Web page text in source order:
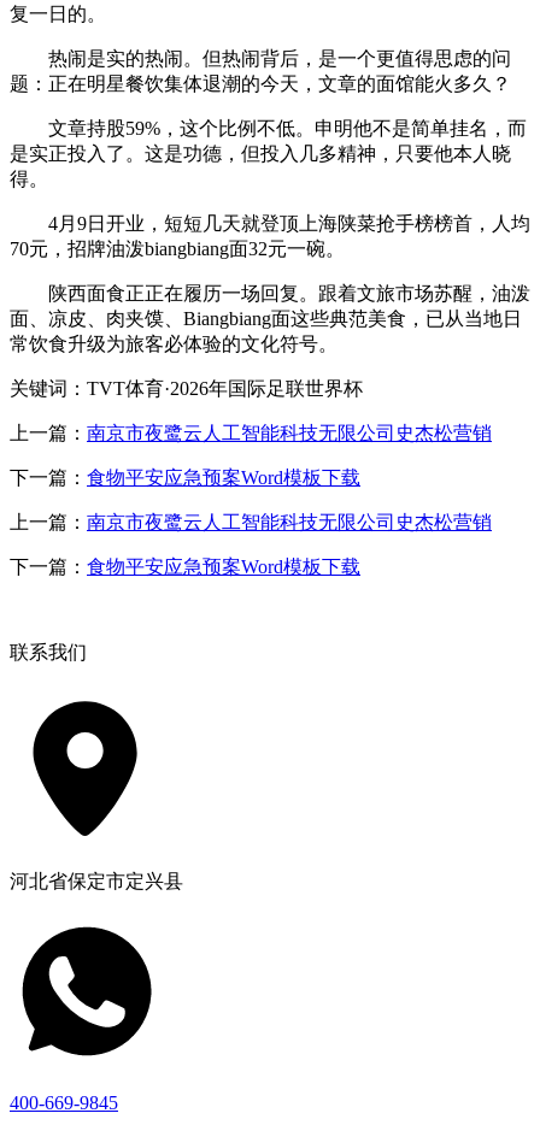
复一日的。
热闹是实的热闹。但热闹背后，是一个更值得思虑的问
题：正在明星餐饮集体退潮的今天，文章的面馆能火多久？
文章持股59%，这个比例不低。申明他不是简单挂名，而
是实正投入了。这是功德，但投入几多精神，只要他本人晓
得。
4月9日开业，短短几天就登顶上海陕菜抢手榜榜首，人均
70元，招牌油泼biangbiang面32元一碗。
陕西面食正正在履历一场回复。跟着文旅市场苏醒，油泼
面、凉皮、肉夹馍、Biangbiang面这些典范美食，已从当地日
常饮食升级为旅客必体验的文化符号。
关键词：TVT体育·2026年国际足联世界杯
上一篇： 南京市夜鹭云人工智能科技无限公司史杰松营销
下一篇： 食物平安应急预案Word模板下载
上一篇： 南京市夜鹭云人工智能科技无限公司史杰松营销
下一篇： 食物平安应急预案Word模板下载
联系我们
河北省保定市定兴县
400-669-9845